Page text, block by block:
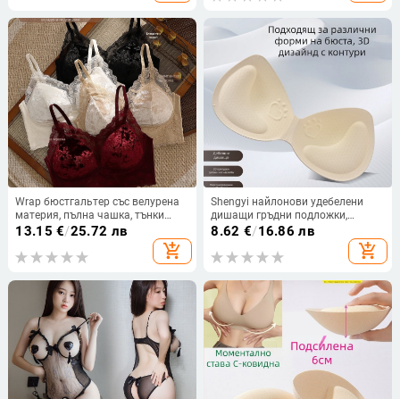
Wrap бюстгальтер със велурена
материя, пълна чашка, тънки
формовани чашки, дишащ гръб,
13.15 €/25.72 лв
add_shopping_cart
Shengyi найлонови удебелени
дишащи гръдни подложки,
едночастова чашка с мрежест
8.62 €/16.86 лв
add_shopping_cart